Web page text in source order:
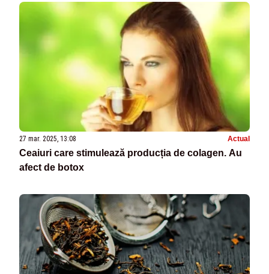
27 mar. 2025, 13:08 Actual
Ceaiuri care stimulează producția de colagen. Au
afect de botox